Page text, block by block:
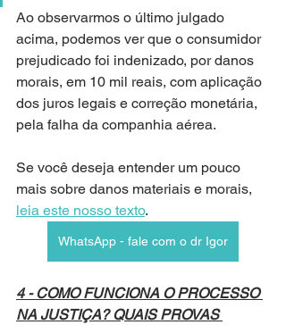
Ao observarmos o último julgado
acima, podemos ver que o consumidor
prejudicado foi indenizado, por danos
morais, em 10 mil reais, com aplicação
dos juros legais e correção monetária,
pela falha da companhia aérea.
Se você deseja entender um pouco
mais sobre danos materiais e morais,
leia este nosso texto.
WhatsApp - fale com o dr Igor
4 - COMO FUNCIONA O PROCESSO
NA JUSTIÇA? QUAIS PROVAS